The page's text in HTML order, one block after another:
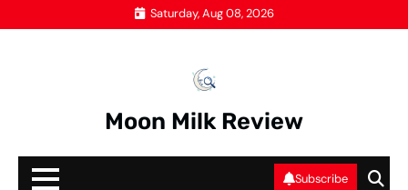
to
Saturday, Aug 08, 2026
Moon Milk Review
Subscribe